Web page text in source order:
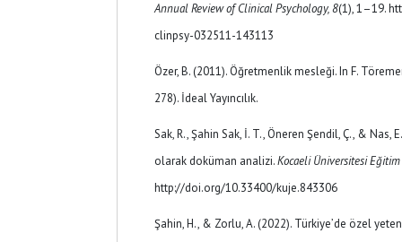
Annual Review of Clinical Psychology, 8(1), 1–19.
clinpsy-032511-143113
Özer, B. (2011). Öğretmenlik mesleği. In F.
278). İdeal Yayıncılık.
Sak, R., Şahin Sak, İ. T., Öneren Şendil, Ç., & Nas,
olarak doküman analizi.Kocaeli Üniversitesi
http://doi.org/10.33400/kuje.843306
Şahin, H., & Zorlu, A. (2022). Türkiye’de özel